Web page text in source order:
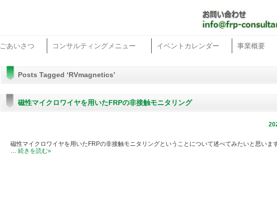
ごあいさつ コンサルティングメニュー イベントカレンダー 事業概要
Posts Tagged ‘RVmagnetics’
磁性マイクロワイヤを用いたFRPの非接触モニタリング
磁性マイクロワイヤを用いたFRPの非接触モニタリングということについて述べてみたいと思いま
… 続きを読む»